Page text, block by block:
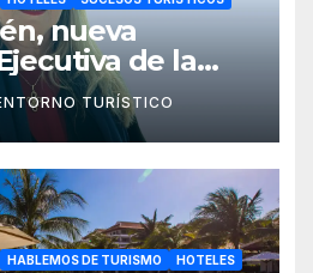
nueva
de la
Hoteles Costa
TURÍSTICO
HABLEMOS DE TURISMO HOTELES